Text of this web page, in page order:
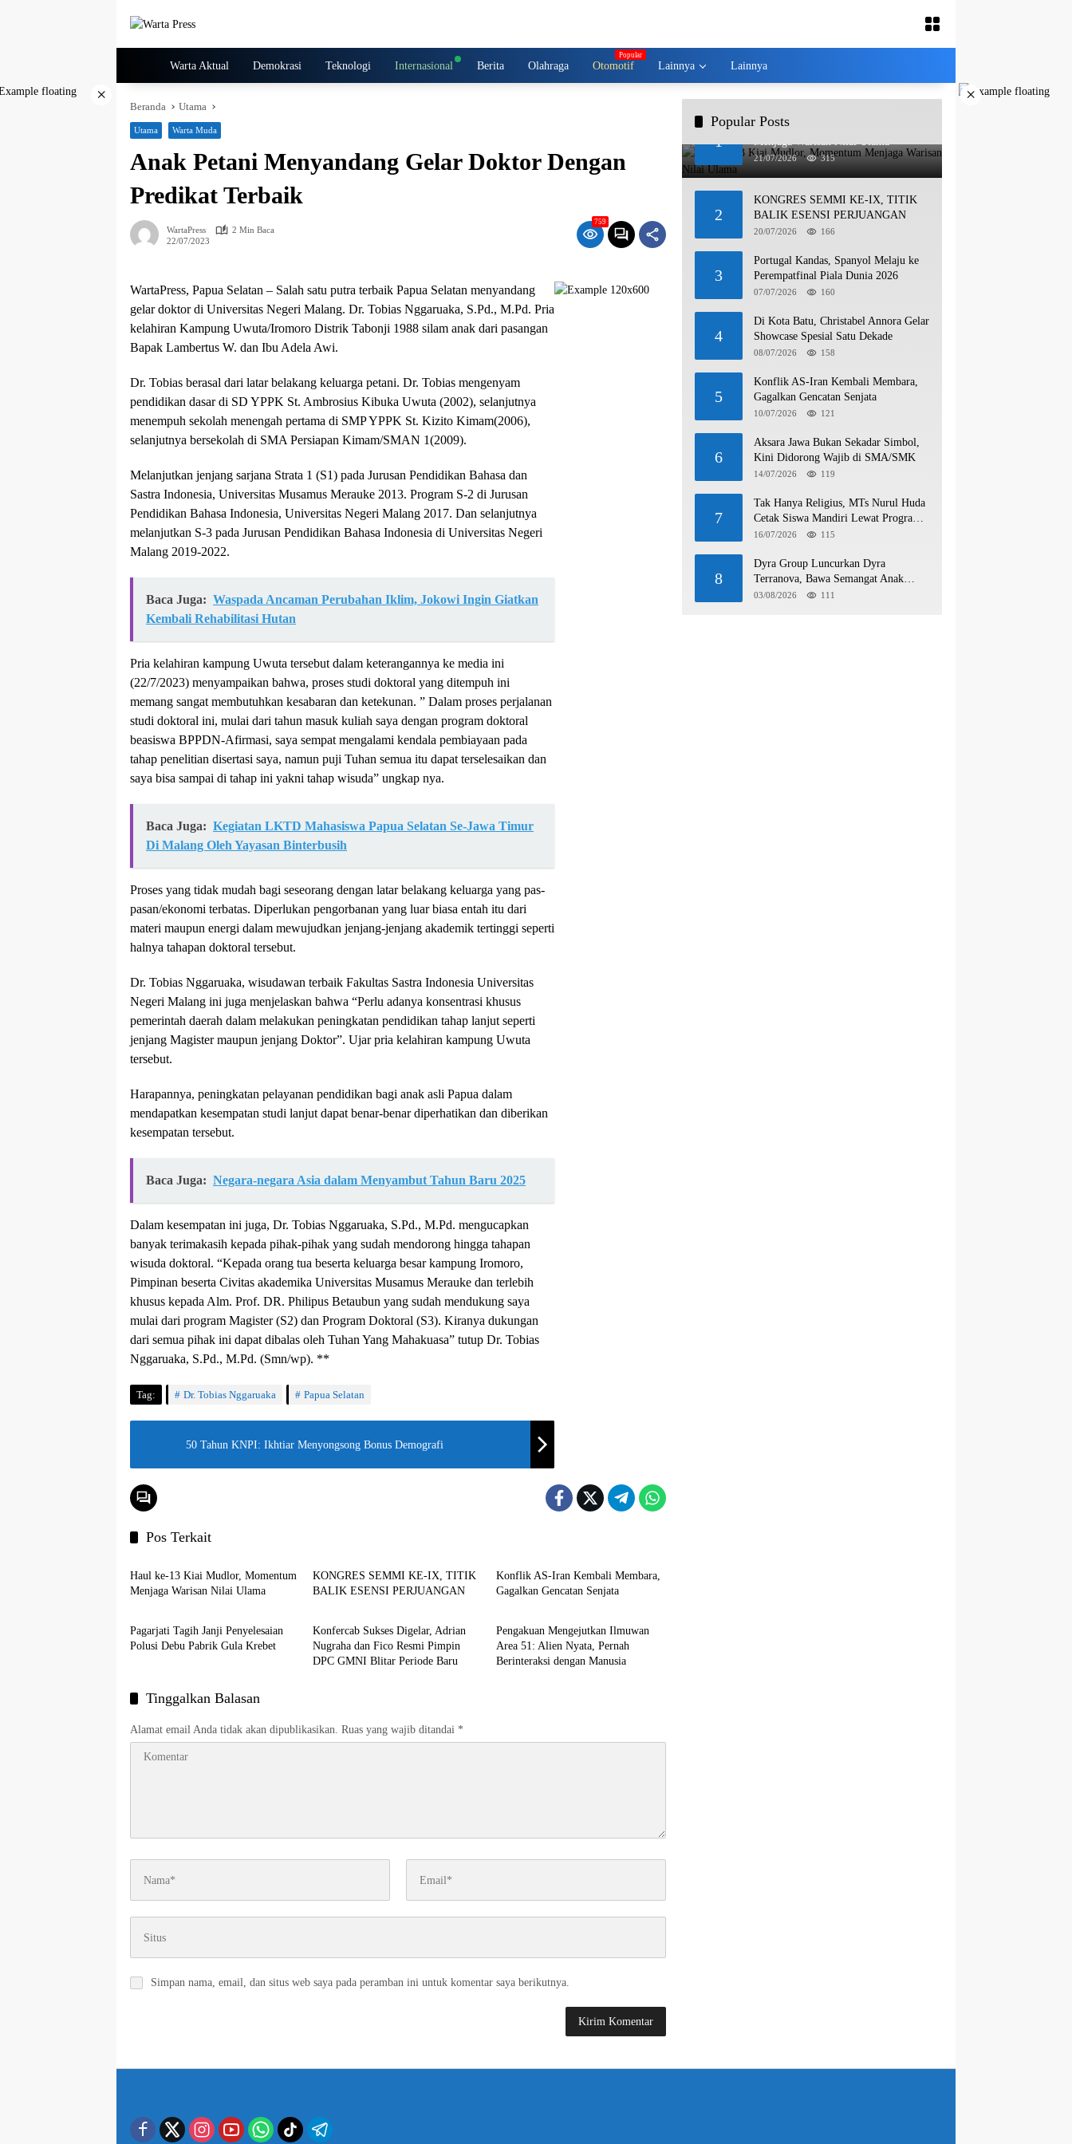
HomeWarta Aktual Demokrasi Teknologi Internasional Berita Olahraga Otomotif Lainnya Lainnya
× ×
Beranda Utama
Utama Warta Muda
Anak Petani Menyandang Gelar Doktor Dengan
Predikat Terbaik
WartaPress
2 Min Baca
22/07/2023
759
WartaPress, Papua Selatan – Salah satu putra terbaik Papua Selatan menyandang
gelar doktor di Universitas Negeri Malang. Dr. Tobias Nggaruaka, S.Pd., M.Pd. Pria
kelahiran Kampung Uwuta/Iromoro Distrik Tabonji 1988 silam anak dari pasangan
Bapak Lambertus W. dan Ibu Adela Awi.
Dr. Tobias berasal dari latar belakang keluarga petani. Dr. Tobias mengenyam
pendidikan dasar di SD YPPK St. Ambrosius Kibuka Uwuta (2002), selanjutnya
menempuh sekolah menengah pertama di SMP YPPK St. Kizito Kimam(2006),
selanjutnya bersekolah di SMA Persiapan Kimam/SMAN 1(2009).
Melanjutkan jenjang sarjana Strata 1 (S1) pada Jurusan Pendidikan Bahasa dan
Sastra Indonesia, Universitas Musamus Merauke 2013. Program S-2 di Jurusan
Pendidikan Bahasa Indonesia, Universitas Negeri Malang 2017. Dan selanjutnya
melanjutkan S-3 pada Jurusan Pendidikan Bahasa Indonesia di Universitas Negeri
Malang 2019-2022.
Baca Juga: Waspada Ancaman Perubahan Iklim, Jokowi Ingin Giatkan
Kembali Rehabilitasi Hutan
Pria kelahiran kampung Uwuta tersebut dalam keterangannya ke media ini
(22/7/2023) menyampaikan bahwa, proses studi doktoral yang ditempuh ini
memang sangat membutuhkan kesabaran dan ketekunan. ” Dalam proses perjalanan
studi doktoral ini, mulai dari tahun masuk kuliah saya dengan program doktoral
beasiswa BPPDN-Afirmasi, saya sempat mengalami kendala pembiayaan pada
tahap penelitian disertasi saya, namun puji Tuhan semua itu dapat terselesaikan dan
saya bisa sampai di tahap ini yakni tahap wisuda” ungkap nya.
Baca Juga: Kegiatan LKTD Mahasiswa Papua Selatan Se-Jawa Timur
Di Malang Oleh Yayasan Binterbusih
Proses yang tidak mudah bagi seseorang dengan latar belakang keluarga yang pas-
pasan/ekonomi terbatas. Diperlukan pengorbanan yang luar biasa entah itu dari
materi maupun energi dalam mewujudkan jenjang-jenjang akademik tertinggi seperti
halnya tahapan doktoral tersebut.
Dr. Tobias Nggaruaka, wisudawan terbaik Fakultas Sastra Indonesia Universitas
Negeri Malang ini juga menjelaskan bahwa “Perlu adanya konsentrasi khusus
pemerintah daerah dalam melakukan peningkatan pendidikan tahap lanjut seperti
jenjang Magister maupun jenjang Doktor”. Ujar pria kelahiran kampung Uwuta
tersebut.
Harapannya, peningkatan pelayanan pendidikan bagi anak asli Papua dalam
mendapatkan kesempatan studi lanjut dapat benar-benar diperhatikan dan diberikan
kesempatan tersebut.
Baca Juga: Negara-negara Asia dalam Menyambut Tahun Baru 2025
Dalam kesempatan ini juga, Dr. Tobias Nggaruaka, S.Pd., M.Pd. mengucapkan
banyak terimakasih kepada pihak-pihak yang sudah mendorong hingga tahapan
wisuda doktoral. “Kepada orang tua beserta keluarga besar kampung Iromoro,
Pimpinan beserta Civitas akademika Universitas Musamus Merauke dan terlebih
khusus kepada Alm. Prof. DR. Philipus Betaubun yang sudah mendukung saya
mulai dari program Magister (S2) dan Program Doktoral (S3). Kiranya dukungan
dari semua pihak ini dapat dibalas oleh Tuhan Yang Mahakuasa” tutup Dr. Tobias
Nggaruaka, S.Pd., M.Pd. (Smn/wp). **
Tag: Dr. Tobias Nggaruaka Papua Selatan
50 Tahun KNPI: Ikhtiar Menyongsong Bonus Demografi
Pos Terkait
Berita
Haul ke-13 Kiai Mudlor, Momentum
Menjaga Warisan Nilai Ulama
KONGRES SEMMI KE-IX, TITIK
BALIK ESENSI PERJUANGAN
Konflik AS-Iran Kembali Membara,
Gagalkan Gencatan Senjata
Aspirasi
Pagarjati Tagih Janji Penyelesaian
Polusi Debu Pabrik Gula Krebet
Konfercab Sukses Digelar, Adrian
Nugraha dan Fico Resmi Pimpin
DPC GMNI Blitar Periode Baru
Sorotan
Pengakuan Mengejutkan Ilmuwan
Area 51: Alien Nyata, Pernah
Berinteraksi dengan Manusia
Tinggalkan Balasan
Alamat email Anda tidak akan dipublikasikan. Ruas yang wajib ditandai *
Simpan nama, email, dan situs web saya pada peramban ini untuk komentar saya berikutnya.
Popular Posts
1
Haul ke-13 Kiai Mudlor, Momentum
Menjaga Warisan Nilai Ulama
21/07/2026 315
2
KONGRES SEMMI KE-IX, TITIK
BALIK ESENSI PERJUANGAN
20/07/2026 166
3
Portugal Kandas, Spanyol Melaju ke
Perempatfinal Piala Dunia 2026
07/07/2026 160
4
Di Kota Batu, Christabel Annora Gelar
Showcase Spesial Satu Dekade
08/07/2026 158
5
Konflik AS-Iran Kembali Membara,
Gagalkan Gencatan Senjata
10/07/2026 121
6
Aksara Jawa Bukan Sekadar Simbol,
Kini Didorong Wajib di SMA/SMK
14/07/2026 119
7
Tak Hanya Religius, MTs Nurul Huda
Cetak Siswa Mandiri Lewat Program
Wirausaha
16/07/2026 115
8
Dyra Group Luncurkan Dyra
Terranova, Bawa Semangat Anak
Muda Bangun Masa Depan Properti
03/08/2026 111